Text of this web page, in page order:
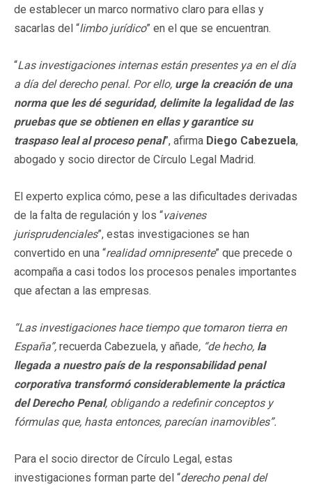
de establecer un marco normativo claro para ellas y
sacarlas del “limbo jurídico” en el que se encuentran.
“Las investigaciones internas están presentes ya en el día
a día del derecho penal. Por ello, urge la creación de una
norma que les dé seguridad, delimite la legalidad de las
pruebas que se obtienen en ellas y garantice su
traspaso leal al proceso penal”, afirma Diego Cabezuela,
abogado y socio director de Círculo Legal Madrid.
El experto explica cómo, pese a las dificultades derivadas
de la falta de regulación y los “vaivenes
jurisprudenciales”, estas investigaciones se han
convertido en una “realidad omnipresente” que precede o
acompaña a casi todos los procesos penales importantes
que afectan a las empresas.
“Las investigaciones hace tiempo que tomaron tierra en
España”, recuerda Cabezuela, y añade, “de hecho, la
llegada a nuestro país de la responsabilidad penal
corporativa transformó considerablemente la práctica
del Derecho Penal, obligando a redefinir conceptos y
fórmulas que, hasta entonces, parecían inamovibles”.
Para el socio director de Círculo Legal, estas
investigaciones forman parte del “derecho penal del